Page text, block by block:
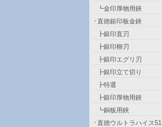
┗金印厚物用鋏
直徳銀印板金鋏
┣銀印直刃
┣銀印柳刃
┣銀印エグリ刃
┣銀印立て切り
┣特選
┣銀印厚物用鋏
┗銅板用鋏
直徳ウルトラハイス51